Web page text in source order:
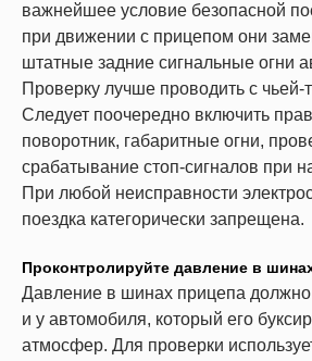
важнейшее условие безопасной
при движении с прицепом они
штатные задние сигнальные огни
Проверку лучше проводить с
Следует поочередно включить
поворотник, габаритные огни,
срабатывание стоп-сигналов при
При любой неисправности
поездка категорически запрещена.
Проконтролируйте давление в
Давление в шинах прицепа должно
и у автомобиля, который его
атмосфер. Для проверки